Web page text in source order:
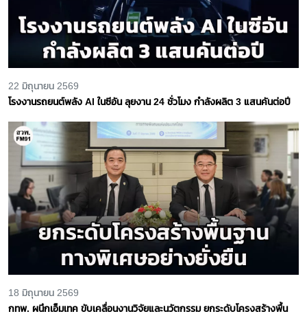
22 มิถุนายน 2569
โรงงานรถยนต์พลัง AI ในซีอัน ลุยงาน 24 ชั่วโมง กำลังผลิต 3 แสนคันต่อปี
18 มิถุนายน 2569
กทพ. ผนึกเอ็มเทค ขับเคลื่อนงานวิจัยและนวัตกรรม ยกระดับโครงสร้างพื้น